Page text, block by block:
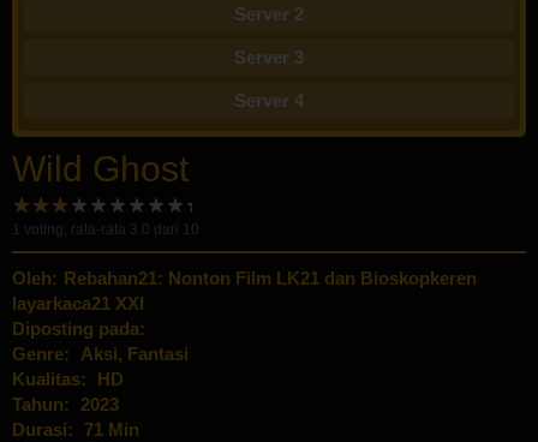
Server 2
Server 3
Server 4
Wild Ghost
1 voting, rata-rata 3.0 dari 10
Oleh: Rebahan21: Nonton Film LK21 dan Bioskopkeren
layarkaca21 XXI
Diposting pada:
Genre:
Aksi, Fantasi
Kualitas:
HD
Tahun:
2023
Durasi:
71 Min